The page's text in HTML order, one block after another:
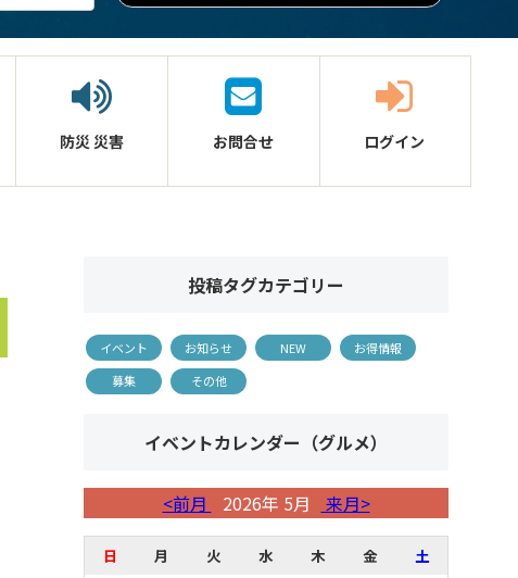
防災災害 お問合せ ログイン
投稿タグカテゴリー
イベント お知らせ NEW
お得情報
募集
その他
イベントカレンダー（グルメ）
<前月 2026年 5月 来月>
日 月 火 水 木 金
土